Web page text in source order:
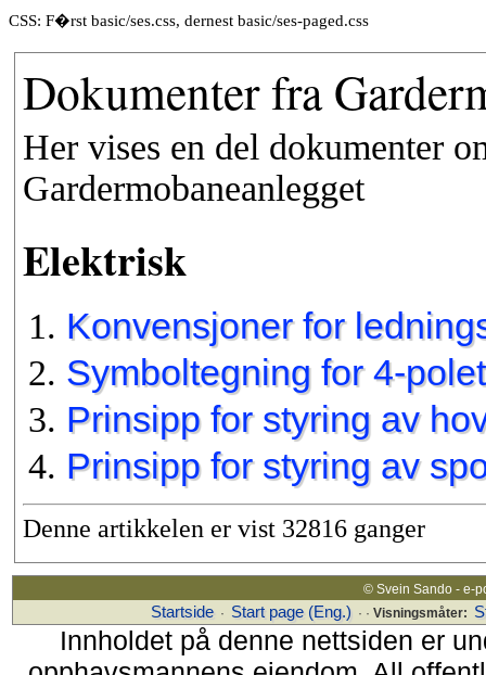
CSS: F�rst basic/ses.css, dernest basic/ses-paged.css
Dokumenter fra
Her vises en del dokumenter
Gardermobaneanlegget
Elektrisk
Konvensjoner for
Symboltegning for 4-
Prinsipp for styring av
Prinsipp for styring av
Denne artikkelen er vist 32816 ganger
© Svein Sando - e-
Startside · Start page (Eng.) · · Visningsmåter:
Innholdet på denne nettsiden er